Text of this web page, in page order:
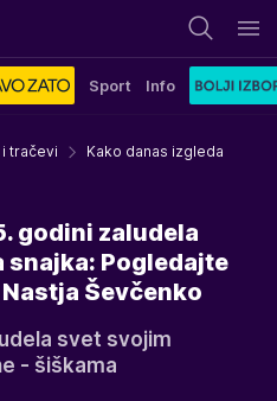
Sport Info
tračevi
Kako danas izgleda
godini zaludela
Pogledajte
Ševčenko
svet svojim
- šiškama